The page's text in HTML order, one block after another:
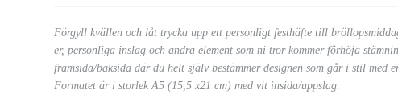
Förgyll kvällen och låt trycka upp ett personligt festhäfte till
er, personliga inslag och andra element som ni tror kommer förhöja
framsida/baksida där du helt själv bestämmer designen som går i stil med
Formatet är i storlek A5 (15,5 x21 cm) med vit insida/uppslag.